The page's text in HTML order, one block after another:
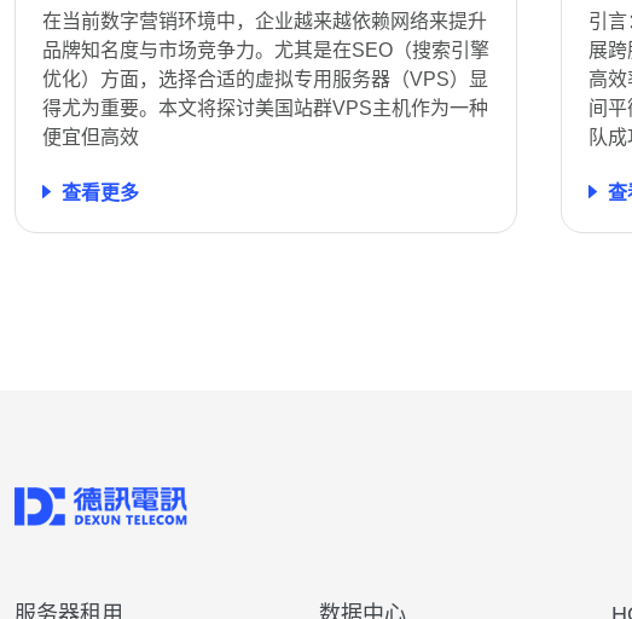
在当前数字营销环境中，企业越来越依赖网络来提升
品牌知名度与市场竞争力。尤其是在SEO（搜索引擎
优化）方面，选择合适的虚拟专用服务器（VPS）显
得尤为重要。本文将探讨美国站群VPS主机作为一种
便宜但高效
查看更多
实
引
展
高效
间平
队
查
服务器租用 数据中心